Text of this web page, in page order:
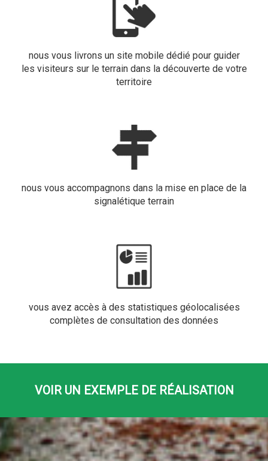
nous vous livrons un site mobile dédié pour guider
les visiteurs sur le terrain dans la découverte de votre
territoire
nous vous accompagnons dans la mise en place de la
signalétique terrain
vous avez accès à des statistiques géolocalisées
complètes de consultation des données
VOIR UN EXEMPLE DE RÉALISATION